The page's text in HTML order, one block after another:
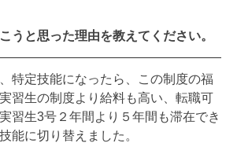
うと思った理由を教えてください。
特定技能になったら、この制度の福
習生の制度より給料も高い、転職可
習生3号２年間より５年間も滞在でき
能に切り替えました。